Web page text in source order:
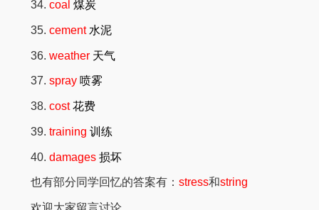
34. coal 煤炭
35. cement 水泥
36. weather 天气
37. spray 喷雾
38. cost花费
39. training 训练
40. damages 损坏
也有部分同学回忆的答案有： stress和string